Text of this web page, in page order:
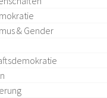
& Gender